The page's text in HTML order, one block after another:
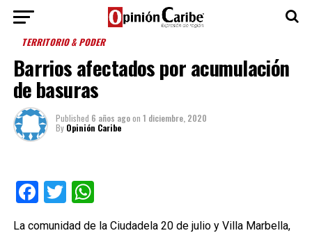
TERRITORIO & PODER
Barrios afectados por acumulación
de basuras
Published 6 años agoon 1 diciembre, 2020
By Opinión Caribe
Facebook
TwitterWhatsApp
La comunidad de la Ciudadela 20 de julio y Villa Marbella,